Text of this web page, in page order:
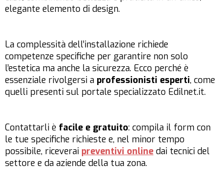
elegante elemento di design.
La complessità dell’installazione richiede
competenze specifiche per garantire non solo
l’estetica ma anche la sicurezza. Ecco perché è
essenziale rivolgersi a professionisti esperti, come
quelli presenti sul portale specializzato Edilnet.it.
Contattarli è facile e gratuito: compila il form con
le tue specifiche richieste e, nel minor tempo
possibile, riceverai preventivi online dai tecnici del
settore e da aziende della tua zona.